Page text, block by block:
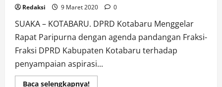
Redaksi 9 Maret 2020 0
SUAKA – KOTABARU. DPRD Kotabaru Menggelar
Rapat Paripurna dengan agenda pandangan Fraksi-
Fraksi DPRD Kabupaten Kotabaru terhadap
penyampaian aspirasi...
Baca selengkapnya!Read